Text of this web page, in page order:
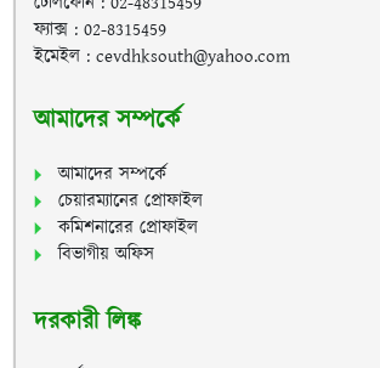
ফ্যাক্স : 02-8315459
ইমেইল : cevdhksouth@yahoo.com
আমাদের সম্পর্কে
আমাদের সম্পর্কে
চেয়ারম্যানের প্রোফাইল
কমিশনারের প্রোফাইল
বিভাগীয় অফিস
দরকারী লিঙ্ক